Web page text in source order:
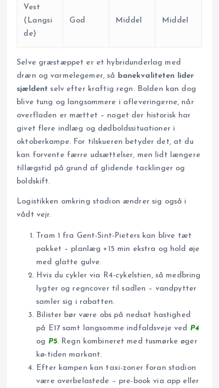
Vest
(Langsi
de)
God Middel Middel
Selve græstæppet er et hybridunderlag med
dræn og varmelegemer, så
banekvaliteten lider
sjældent selv efter kraftig regn. Bolden kan dog
blive tung og langsommere i afleveringerne, når
overfladen er mættet – noget der historisk har
givet flere indlæg og dødboldssituationer i
oktoberkampe. For tilskueren betyder det, at du
kan forvente færre udsættelser, men lidt længere
tillægstid på grund af glidende tacklinger og
boldskift.
Logistikken omkring stadion ændrer sig også i
vådt vejr.
Tram 1 fra Gent-Sint-Pieters kan blive tæt
pakket – planlæg +15 min ekstra og hold øje
med glatte gulve.
Hvis du cykler via R4-cykelstien, så medbring
lygter og regncover til sadlen – vandpytter
samler sig i rabatten.
Bilister bør være obs på nedsat hastighed
på E17 samt langsomme indfaldsveje ved P4
og P5. Regn kombineret med tusmørke øger
kø-tiden markant.
Efter kampen kan taxi-zoner foran stadion
være overbelastede – pre-book via app eller